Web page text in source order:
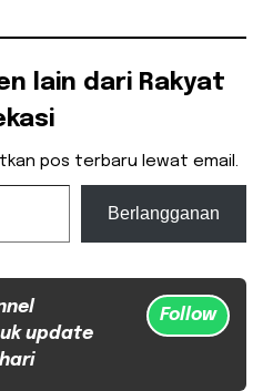
lain dari Rakyat
pos terbaru lewat email.
Berlangganan
update
Follow